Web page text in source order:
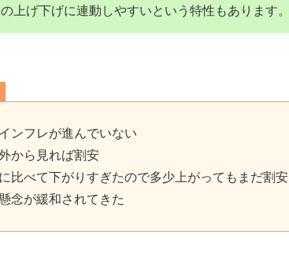
上げ下げに連動しやすいという特性もあります。
ンフレが進んでいない
から見れば割安
比べて下がりすぎたので多少上がってもまだ割安
念が緩和されてきた